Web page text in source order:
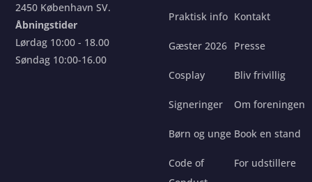
2450 København SV.
Åbningstider
Lørdag 10:00 - 18.00
Søndag 10:00-16.00
Praktisk info
Gæster 2026
Cosplay
Signeringer
Børn og unge
Code of
Kontakt
Presse
Bliv frivillig
Om foreningen
Book en stand
For udstillere